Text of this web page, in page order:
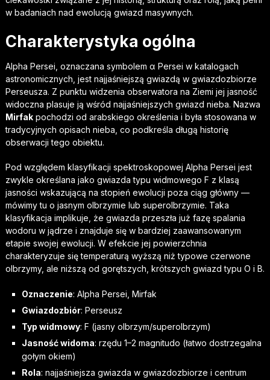
w badaniach nad ewolucją gwiazd masywnych.
Charakterystyka ogólna
Alpha Persei, oznaczana symbolem α Persei w katalogach
astronomicznych, jest najjaśniejszą gwiazdą w gwiazdozbiorze
Perseusza. Z punktu widzenia obserwatora na Ziemi jej jasność
widoczna plasuje ją wśród najjaśniejszych gwiazd nieba. Nazwa
Mirfakpochodzi od arabskiego określenia i była stosowana w
tradycyjnych opisach nieba, co podkreśla długą historię
obserwacji tego obiektu.
Pod względem klasyfikacji spektroskopowej Alpha Persei jest
zwykle określana jako gwiazda typu widmowego F z klasą
jasności wskazującą na stopień ewolucji poza ciąg główny —
mówimy tu o jasnym olbrzymie lub superolbrzymie. Taka
klasyfikacja implikuje, że gwiazda przeszła już fazę spalania
wodoru w jądrze i znajduje się w bardziej zaawansowanym
etapie swojej ewolucji. W efekcie jej powierzchnia
charakteryzuje się temperaturą wyższą niż typowe czerwone
olbrzymy, ale niższą od gorętszych, krótszych gwiazd typu O i B.
Oznaczenie: Alpha Persei, Mirfak
Gwiazdozbiór: Perseusz
Typ widmowy: F (jasny olbrzym/superolbrzym)
Jasność widoma: rzędu 1–2 magnitudo (łatwo dostrzegalna
gołym okiem)
Rola: najjaśniejsza gwiazda w gwiazdozbiorze i centrum